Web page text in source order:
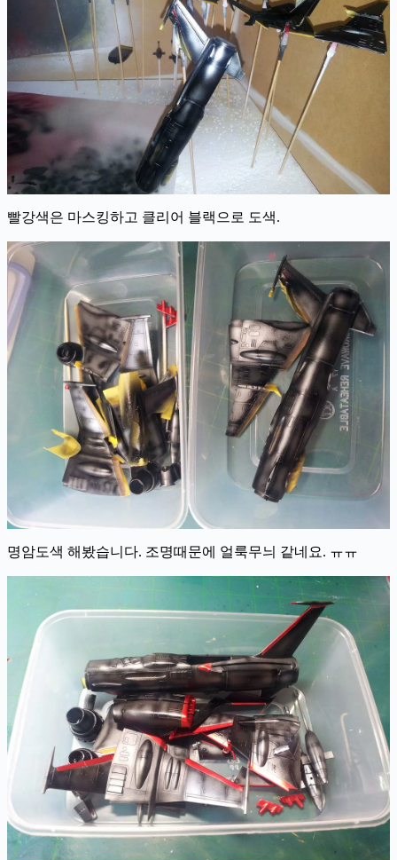
빨강색은 마스킹하고 클리어 블랙으로 도색.
명암도색 해봤습니다. 조명때문에 얼룩무늬 같네요. ㅠㅠ